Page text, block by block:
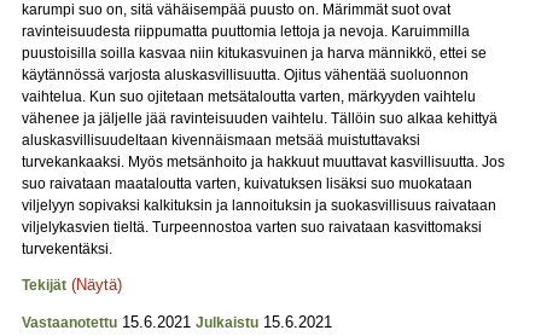
karumpi suo on, sitä vähäisempää puusto on. Märimmät suot ovat
ravinteisuudesta riippumatta puuttomia lettoja ja nevoja. Karuimmilla
puustoisilla soilla kasvaa niin kitukasvuinen ja harva männikkö, ettei se
käytännössä varjosta aluskasvillisuutta. Ojitus vähentää suoluonnon
vaihtelua. Kun suo ojitetaan metsätaloutta varten, märkyyden vaihtelu
vähenee ja jäljelle jää ravinteisuuden vaihtelu. Tällöin suo alkaa kehittyä
aluskasvillisuudeltaan kivennäismaan metsää muistuttavaksi
turvekankaaksi. Myös metsänhoito ja hakkuut muuttavat kasvillisuutta. Jos
suo raivataan maataloutta varten, kuivatuksen lisäksi suo muokataan
viljelyyn sopivaksi kalkituksin ja lannoituksin ja suokasvillisuus raivataan
viljelykasvien tieltä. Turpeennostoa varten suo raivataan kasvittomaksi
turvekentäksi.
Tekijät (Näytä)
Vastaanotettu 15.6.2021 Julkaistu 15.6.2021